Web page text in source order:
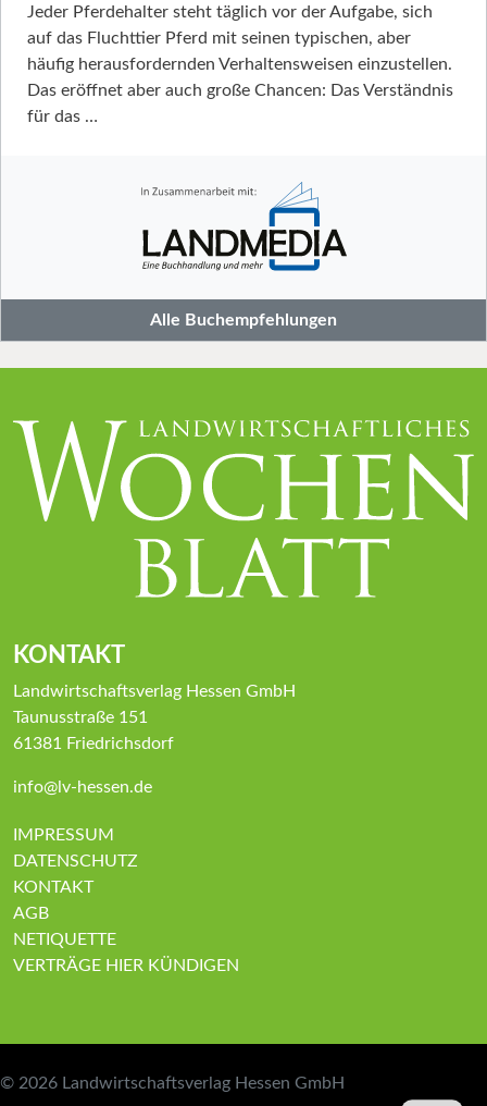
Jeder Pferdehalter steht täglich vor der Aufgabe, sich
auf das Fluchttier Pferd mit seinen typischen, aber
häufig herausfordernden Verhaltensweisen einzustellen.
Das eröffnet aber auch große Chancen: Das Verständnis
für das …
Alle Buchempfehlungen
KONTAKT
Landwirtschaftsverlag Hessen GmbH
Taunusstraße 151
61381 Friedrichsdorf
info@lv-hessen.de
IMPRESSUM
DATENSCHUTZ
KONTAKT
AGB
NETIQUETTE
VERTRÄGE HIER KÜNDIGEN
© 2026 Landwirtschaftsverlag Hessen GmbH